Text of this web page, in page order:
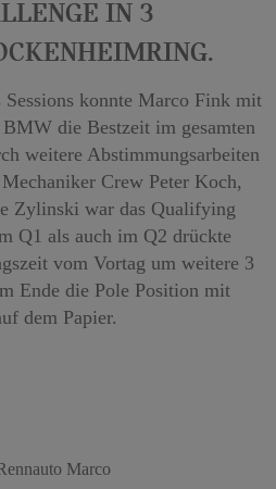
in 3
konnte Marco Fink mit
die Bestzeit im gesamten
weitere Abstimmungsarbeiten
Crew Peter Koch,
Zylinski war das Qualifying
Q1 als auch im Q2 drückte
vom Vortag um weitere 3
Ende die Pole Position mit
dem Papier.